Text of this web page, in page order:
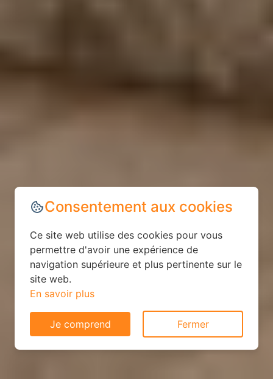
Consentement aux cookies
Ce site web utilise des cookies pour vous
permettre d'avoir une expérience de
navigation supérieure et plus pertinente sur le
site web.
En savoir plus
Je comprend Fermer